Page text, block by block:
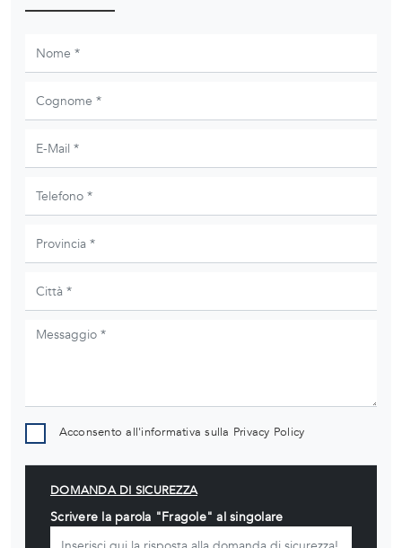
Acconsento all'informativa sulla Privacy Policy
DOMANDA DI SICUREZZA
Scrivere la parola "Fragole" al singolare